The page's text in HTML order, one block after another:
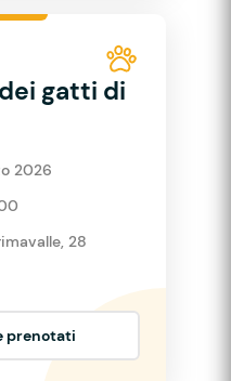
gatti di
2026
28
prenotati